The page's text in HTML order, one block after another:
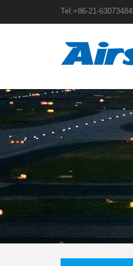
Tel:+86-21-63073484